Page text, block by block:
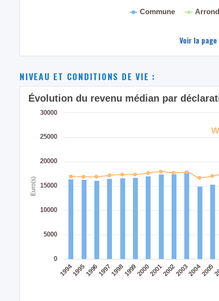
Commune
Voir la
NIVEAU ET CONDITIONS DE VIE :
Euro(s)
Évolution du revenu médian par
199419951996199719981999200020012002200320042005
0
5000
10000
15000
20000
25000
30000